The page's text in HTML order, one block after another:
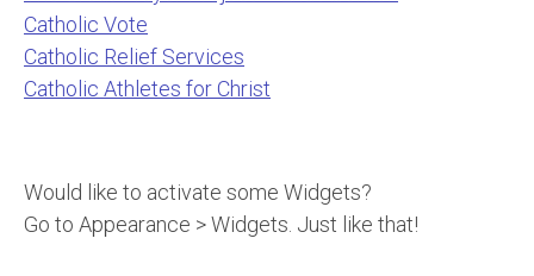
Catholic Vote
Catholic Relief Services
Catholic Athletes for Christ
Would like to activate some Widgets?
Go to Appearance > Widgets. Just like that!